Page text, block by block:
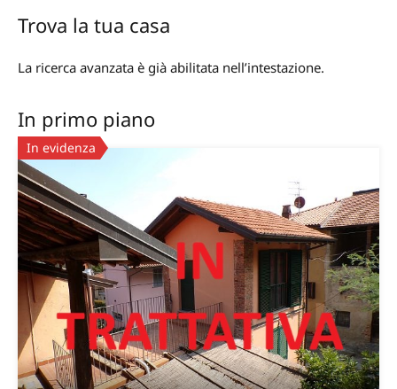
Trova la tua casa
La ricerca avanzata è già abilitata nell’intestazione.
In primo piano
In evidenza